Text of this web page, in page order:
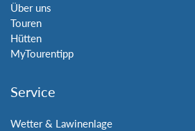
Über uns
Touren
Hütten
MyTourentipp
Service
Wetter & Lawinenlage